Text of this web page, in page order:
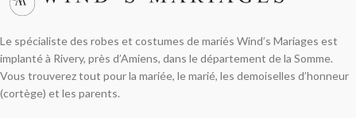
Le spécialiste des robes et costumes de mariés Wind’s Mariages est
implanté à Rivery, près d’Amiens, dans le département de la Somme.
Vous trouverez tout pour la mariée, le marié, les demoiselles d’honneur
(cortège) et les parents.